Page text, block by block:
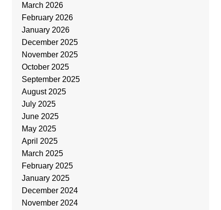
March 2026
February 2026
January 2026
December 2025
November 2025
October 2025
September 2025
August 2025
July 2025
June 2025
May 2025
April 2025
March 2025
February 2025
January 2025
December 2024
November 2024